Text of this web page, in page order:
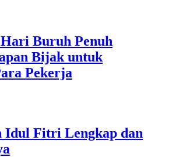
Buruh Penuh
Bijak untuk
Pekerja
Idul Fitri Lengkap dan